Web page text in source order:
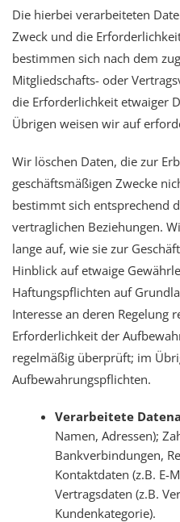
Die hierbei verarbeiteten
Zweck und die
bestimmen sich nach dem
Mitgliedschafts- oder
die Erforderlichkeit etwaiger
Übrigen weisen wir auf
Wir löschen Daten, die zur
geschäftsmäßigen Zwecke
bestimmt sich entsprechend
vertraglichen Beziehungen.
lange auf, wie sie zur
Hinblick auf etwaige
Haftungspflichten auf
Interesse an deren Regelung
Erforderlichkeit der
regelmäßig überprüft; im
Aufbewahrungspflichten.
Verarbeitete
Namen, Adressen);
Bankverbindungen,
Kontaktdaten (z.B. E-
Vertragsdaten (z.B.
Kundenkategorie).